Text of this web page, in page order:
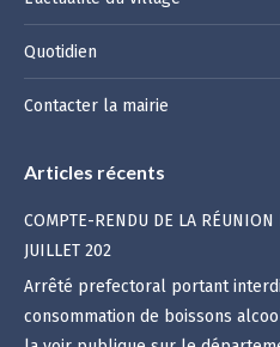
Quotidien
Contacter la mairie
Articles récents
COMPTE-RENDU DE LA
JUILLET 202
Arrêté prefectoral portant
consommation de boissons